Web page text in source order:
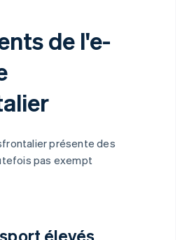
de l'e-
présente des
pas exempt